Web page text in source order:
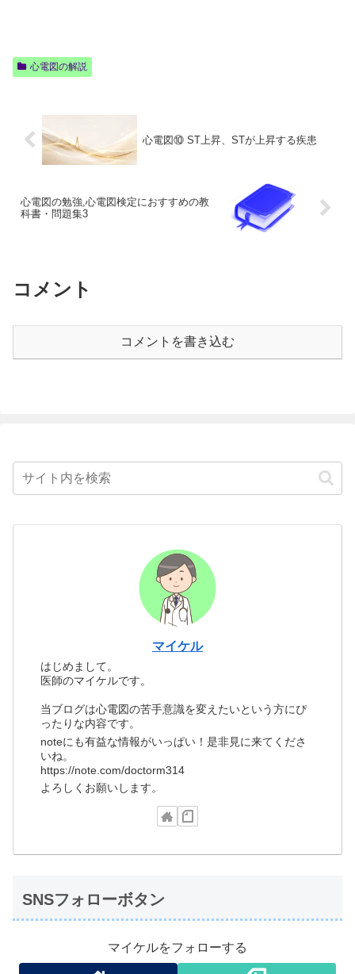
心電図の解説
心電図⑩ ST上昇、STが上昇する疾患
心電図の勉強,心電図検定におすすめの教
科書・問題集3
コメント
コメントを書き込む
マイケル
はじめまして。
医師のマイケルです。
当ブログは心電図の苦手意識を変えたいという方にぴ
ったりな内容です。
noteにも有益な情報がいっぱい！是非見に来てくださ
いね。
https://note.com/doctorm314
よろしくお願いします。
SNSフォローボタン
マイケルをフォローする